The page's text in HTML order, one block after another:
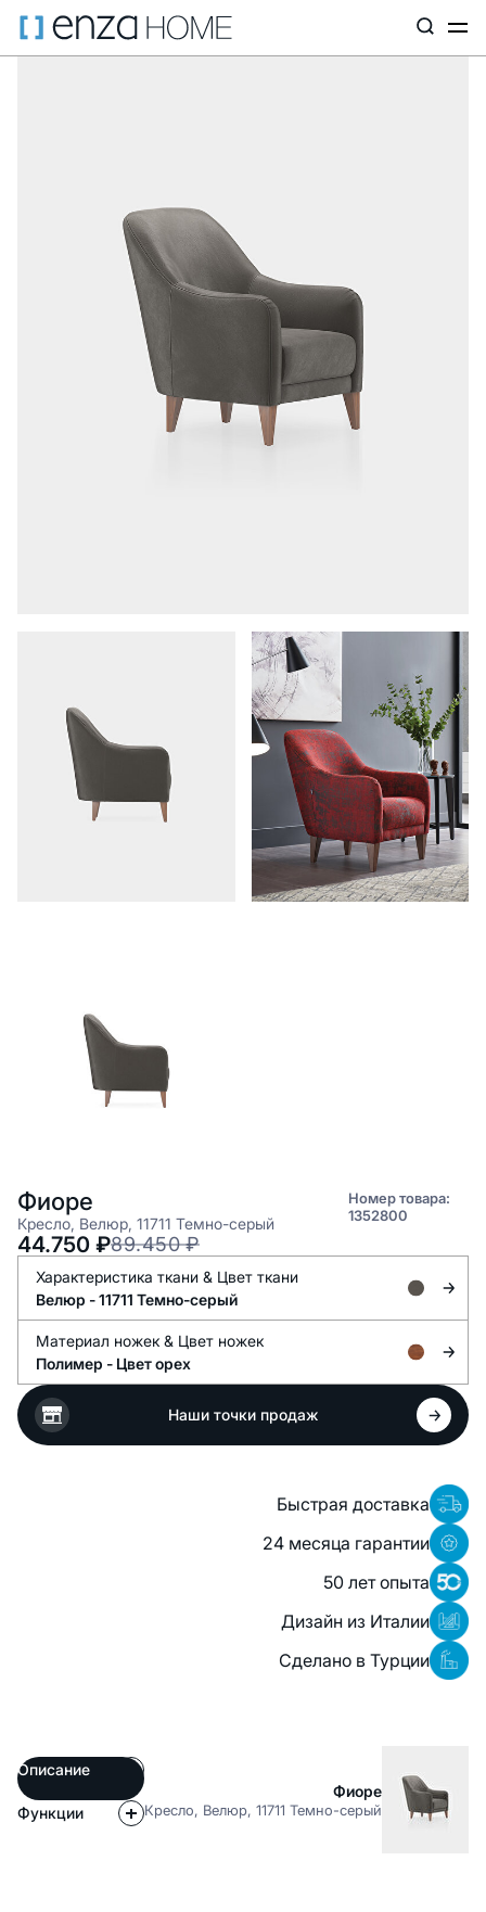
Главная страница Диваны Фиоре
Фиоре
Кресло, Велюр, 11711 Темно-серый
Номер товара:
1352800
89.450 ₽
44.750 ₽
Характеристика ткани & Цвет ткани
Велюр -11711 Темно-серый
Материал ножек & Цвет ножек
Полимер - Цвет орех
Наши точки продаж
Быстрая доставка
24 месяца гарантии
50 лет опыта
Дизайн из Италии
Сделано в Турции
Описание
Функции
Фиоре
Кресло, Велюр, 11711 Темно-серый